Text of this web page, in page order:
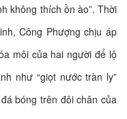
không thích ồn ào”. Thời
Công Phượng chịu áp
môi của hai người để lộ
như “giọt nước tràn ly”
bóng trên đôi chân của